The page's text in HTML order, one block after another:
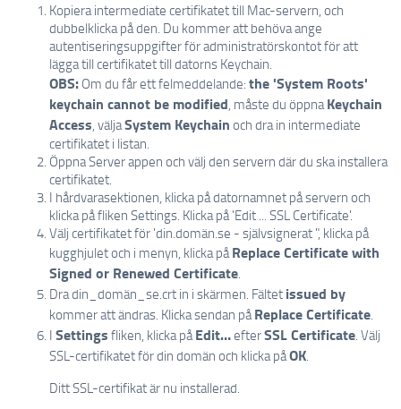
Kopiera intermediate certifikatet till Mac-servern, och
dubbelklicka på den. Du kommer att behöva ange
autentiseringsuppgifter för administratörskontot för att
lägga till certifikatet till datorns Keychain.
OBS: Om du får ett felmeddelande: the 'System Roots'
keychain cannot be modified, måste du öppnaKeychain
Access, väljaSystem Keychain och dra in intermediate
certifikatet i listan.
Öppna Server appen och välj den servern där du ska installera
certifikatet.
I hårdvarasektionen, klicka på datornamnet på servern och
klicka på fliken Settings. Klicka på 'Edit ... SSL Certificate'.
Välj certifikatet för 'din.domän.se - självsignerat ", klicka på
kugghjulet och i menyn, klicka påReplace Certificate with
Signed or Renewed Certificate.
Dra din_domän_se.crt in i skärmen. Fältet issued by
kommer att ändras. Klicka sendan påReplace Certificate.
I Settings fliken, klicka påEdit…efterSSL Certificate. Välj
SSL-certifikatet för din domän och klicka påOK.
Ditt SSL-certifikat är nu installerad.